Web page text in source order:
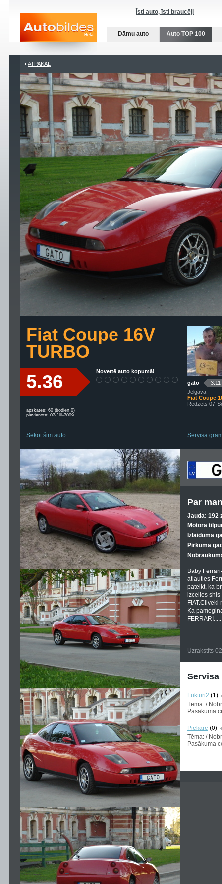
Īsti auto, īsti braucēji
Dāmu auto Auto TOP 100
ATPAKAĻ
Fiat Coupe 16V
TURBO
5.36 Novertē auto kopumā!
apskates: 60 (šodien 0)
pievienots: 02-Jūl-2009
Sekot šim auto
gato
3.11
Jelgava
Fiat Coupe
Redzēts 07-
Servisa
Par
Jauda: 192
Motora
Izlaiduma
Pirkuma
Baby
atlauties
pateikt, ka
izcelies shis
Ka
Uzrakstīts
Servisa
Lukturi2 (1)
Tēma: /
Pasākuma
Piekare (0)
Tēma: /
Pasākuma